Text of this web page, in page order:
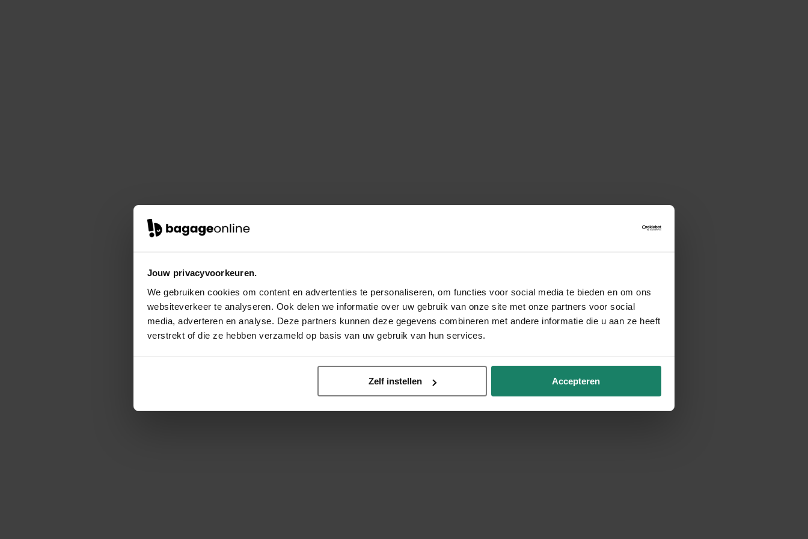
Jouw privacyvoorkeuren.
We gebruiken cookies om content en advertenties te personaliseren, om functies voor social media te bieden en om ons
websiteverkeer te analyseren. Ook delen we informatie over uw gebruik van onze site met onze partners voor social
media, adverteren en analyse. Deze partners kunnen deze gegevens combineren met andere informatie die u aan ze heeft
verstrekt of die ze hebben verzameld op basis van uw gebruik van hun services.
Zelf instellen Accepteren